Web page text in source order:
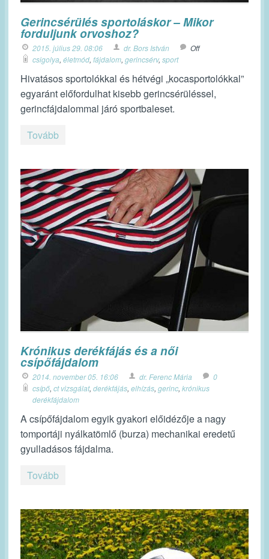
Gerincsérülés sportoláskor – Mikor
forduljunk orvoshoz?
2015. július 29. 08:06 dr. Bors István
Off
csigolya, életmód, fájdalom, gerincsérv, sport
Hivatásos sportolókkal és hétvégi „kocasportolókkal”
egyaránt előfordulhat kisebb gerincsérüléssel,
gerincfájdalommal járó sportbaleset.
Tovább
Krónikus derékfájás és a női
csípőfájdalom
2014. november 05. 16:06 dr. Ferenc Mária
0
csípő, ct vizsgálat, derékfájás, elhízás, gerinc, krónikus
derékfájdalom
A csípőfájdalom egyik gyakori előidézője a nagy
tomportáji nyálkatömlő (burza) mechanikai eredetű
gyulladásos fájdalma.
Tovább